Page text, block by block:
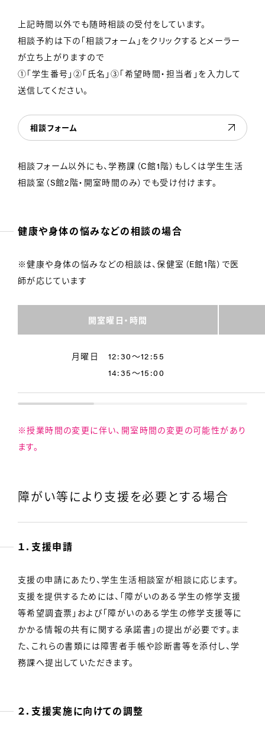
上記時間以外でも随時相談の受付をしています。
相談予約は下の「相談フォーム」をクリックするとメーラー
が立ち上がりますので
①「学生番号」②「氏名」③「希望時間・担当者」を入力して
送信してください。
相談フォーム
相談フォーム以外にも、学務課（C館1階）もしくは学生生活
相談室（S館2階・開室時間のみ）でも受け付けます。
健康や身体の悩みなどの相談の場合
※健康や身体の悩みなどの相談は、保健室（E館1階）で医
師が応じています
開室曜日・時間
月曜日 12:30～12:55
14:35～15:00
※授業時間の変更に伴い、開室時間の変更の可能性があり
ます。
障がい等により支援を必要とする場合
１．支援申請
支援の申請にあたり、学生生活相談室が相談に応じます。
支援を提供するためには、「障がいのある学生の修学支援
等希望調査票」および「障がいのある学生の修学支援等に
かかる情報の共有に関する承諾書」の提出が必要です。ま
た、これらの書類には障害者手帳や診断書等を添付し、学
務課へ提出していただきます。
２．支援実施に向けての調整